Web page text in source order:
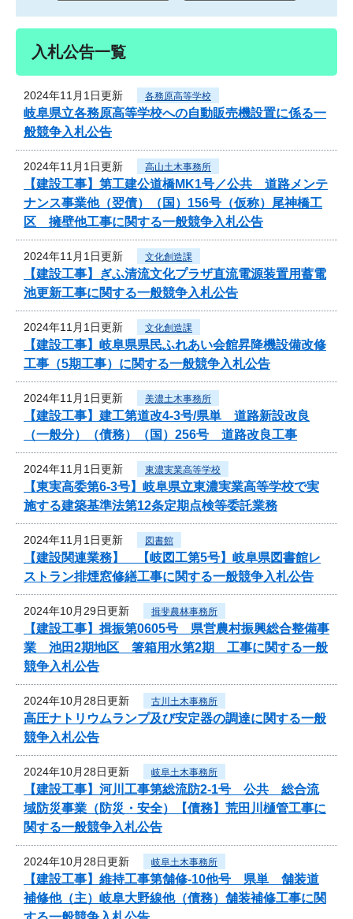
入札公告一覧
2024年11月1日更新 各務原高等学校
岐阜県立各務原高等学校への自動販売機設置に係る一
般競争入札公告
2024年11月1日更新 高山土木事務所
【建設工事】第工建公道橋MK1号／公共 道路メンテ
ナンス事業他（翌債）（国）156号（仮称）尾神橋工
区 擁壁他工事に関する一般競争入札公告
2024年11月1日更新 文化創造課
【建設工事】ぎふ清流文化プラザ直流電源装置用蓄電
池更新工事に関する一般競争入札公告
2024年11月1日更新 文化創造課
【建設工事】岐阜県県民ふれあい会館昇降機設備改修
工事（5期工事）に関する一般競争入札公告
2024年11月1日更新 美濃土木事務所
【建設工事】建工第道改4-3号/県単 道路新設改良
（一般分）（債務）（国）256号 道路改良工事
2024年11月1日更新 東濃実業高等学校
【東実高委第6-3号】岐阜県立東濃実業高等学校で実
施する建築基準法第12条定期点検等委託業務
2024年11月1日更新 図書館
【建設関連業務】 【岐図工第5号】岐阜県図書館レ
ストラン排煙窓修繕工事に関する一般競争入札公告
2024年10月29日更新 揖斐農林事務所
【建設工事】揖振第0605号 県営農村振興総合整備事
業 池田2期地区 箸箱用水第2期 工事に関する一般
競争入札公告
2024年10月28日更新 古川土木事務所
高圧ナトリウムランプ及び安定器の調達に関する一般
競争入札公告
2024年10月28日更新 岐阜土木事務所
【建設工事】河川工事第総流防2-1号 公共 総合流
域防災事業（防災・安全）【債務】荒田川樋管工事に
関する一般競争入札公告
2024年10月28日更新 岐阜土木事務所
【建設工事】維持工事第舗修-10他号 県単 舗装道
補修他（主）岐阜大野線他（債務）舗装補修工事に関